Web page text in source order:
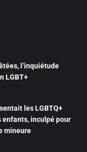
l’inquiétude
LGBT+
les LGBTQ+
enfants, inculpé pour
mineure